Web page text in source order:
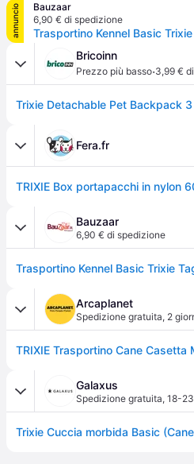
annuncio
Bauzaar
6,90 € di spedizione
Bricoinn
Prezzo più basso·3,99 €
Fera.fr
Bauzaar
6,90 € di spedizione
Arcaplanet
Spedizione gratuita, 2
Galaxus
Spedizione gratuita, 18-